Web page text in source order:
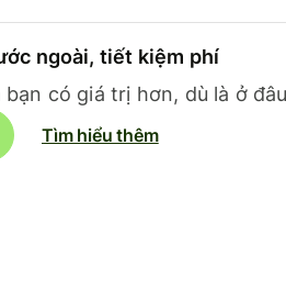
ngoài, tiết kiệm phí
bạn có giá trị hơn, dù là ở
Tìm hiểu thêm